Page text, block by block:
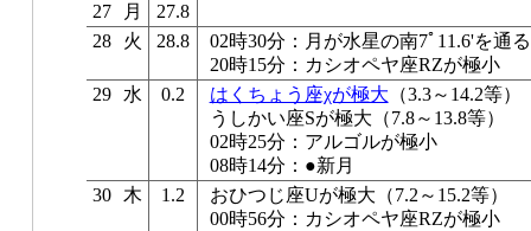
27
月
27.8
28
火 28.8
02時30分：月が水星の南7ﾟ11.6'を通る
20時15分：カシオペヤ座RZが極小
29
水 0.2 はくちょう座χが極大 （3.3～14.2等）
うしかい座Sが極大（7.8～13.8等）
02時25分：アルゴルが極小
08時14分：●新月
30
木 1.2
おひつじ座Uが極大（7.2～15.2等）
00時56分：カシオペヤ座RZが極小